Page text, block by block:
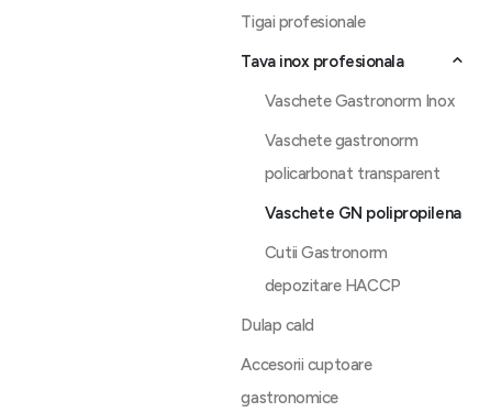
Tigai profesionale
Tava inox profesionala
Vaschete Gastronorm Inox
Vaschete gastronorm
policarbonat transparent
Vaschete GN polipropilena
Cutii Gastronorm
depozitare HACCP
Dulap cald
Accesorii cuptoare
gastronomice